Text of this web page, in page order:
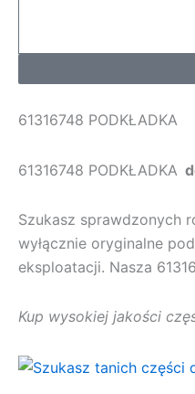
61316748 PODKŁADKA
61316748 PODKŁADKA
Szukasz sprawdzonych
wyłącznie oryginalne
eksploatacji. Nasza
Kup wysokiej jakości